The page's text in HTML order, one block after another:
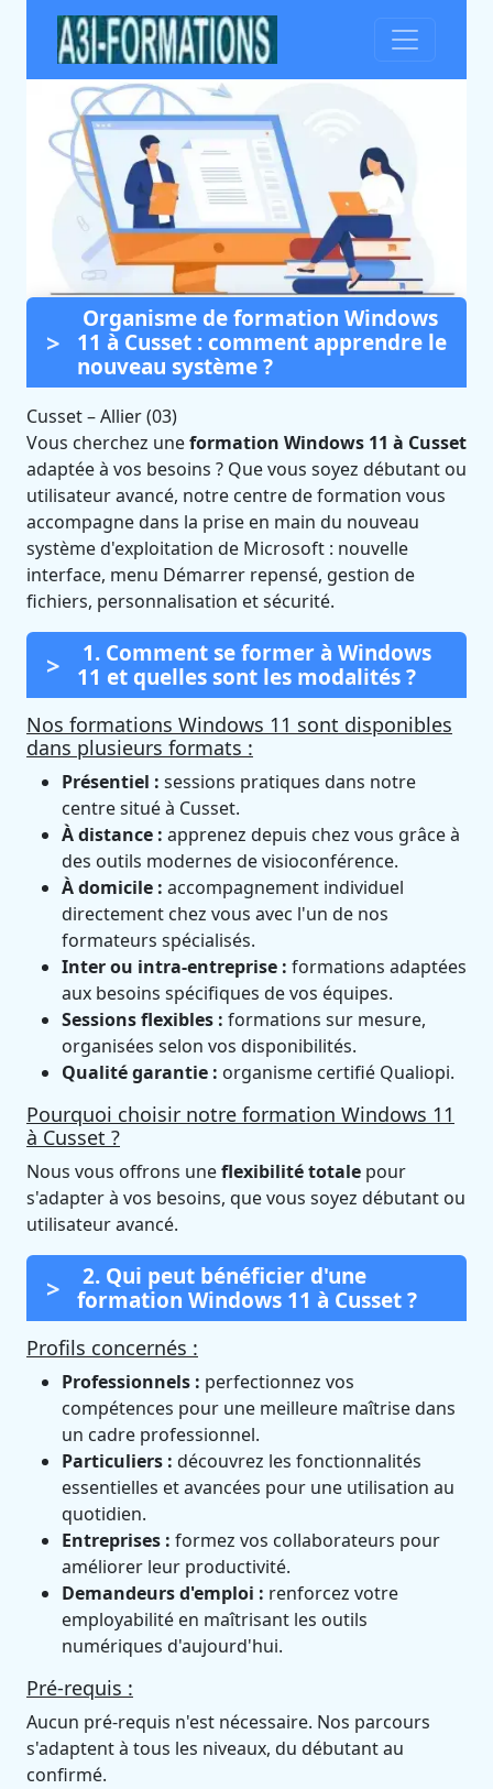
Formation Windows 11 à
Cusset (Allier)
Certifié Qualiopi et éligible CPF
Organisme de formation Windows
11 à Cusset : comment apprendre le
nouveau système ?
Cusset–Allier (03)
Vous cherchez uneformation Windows 11 à Cusset
adaptée à vos besoins ? Que vous soyez débutant ou
utilisateur avancé, notre centre de formation vous
accompagne dans la prise en main du nouveau
système d'exploitation de Microsoft : nouvelle
interface, menu Démarrer repensé, gestion de
fichiers, personnalisation et sécurité.
1. Comment se former à Windows
11 et quelles sont les modalités ?
Nos formations Windows 11 sont disponibles
dans plusieurs formats :
Présentiel : sessions pratiques dans notre
centre situé à Cusset.
À distance : apprenez depuis chez vous grâce à
des outils modernes de visioconférence.
À domicile : accompagnement individuel
directement chez vous avec l'un de nos
formateurs spécialisés.
Inter ou intra-entreprise : formations adaptées
aux besoins spécifiques de vos équipes.
Sessions flexibles : formations sur mesure,
organisées selon vos disponibilités.
Qualité garantie : organisme certifié Qualiopi.
Pourquoi choisir notre formation Windows 11
à Cusset ?
Nous vous offrons uneflexibilité totale pour
s'adapter à vos besoins, que vous soyez débutant ou
utilisateur avancé.
2. Qui peut bénéficier d'une
formation Windows 11 à Cusset ?
Profils concernés :
Professionnels : perfectionnez vos
compétences pour une meilleure maîtrise dans
un cadre professionnel.
Particuliers : découvrez les fonctionnalités
essentielles et avancées pour une utilisation au
quotidien.
Entreprises : formez vos collaborateurs pour
améliorer leur productivité.
Demandeurs d'emploi : renforcez votre
employabilité en maîtrisant les outils
numériques d'aujourd'hui.
Pré-requis :
Aucun pré-requis n'est nécessaire. Nos parcours
s'adaptent à tous les niveaux, du débutant au
confirmé.